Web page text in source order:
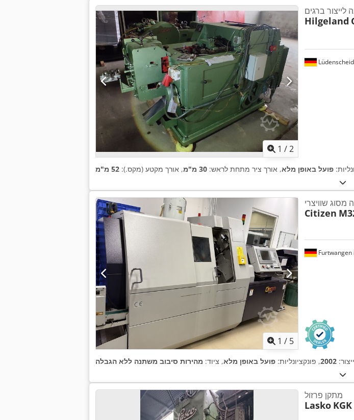
1 /2
Lüdenscheid
לייצור ברגים
Hilgeland
פועל באופן מלא, אורך ציר מתחת לראש: 30 מ"מ , אורך מקטע (מקס.): 52 מ"מ
1 / 5
Furtwangen
שוויצרי
Citizen
2002, פונקציונליות: פועל באופן מלא, ציוד: מהירות סיבוב משתנה ללא הגבלה
מתקן פרזול
Lasko